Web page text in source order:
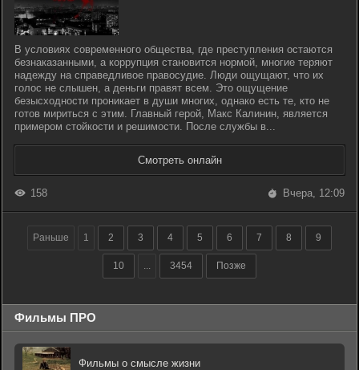
В условиях современного общества, где преступления остаются
безнаказанными, а коррупция становится нормой, многие теряют
надежду на справедливое правосудие. Люди ощущают, что их
голос не слышен, а деньги правят всем. Это ощущение
безысходности проникает в души многих, однако есть те, кто не
готов мириться с этим. Главный герой, Макс Калинин, является
примером стойкости и решимости. После службы в...
Смотреть онлайн
158 Вчера, 12:09
Раньше 1 2 3 4 5 6 7 8 9
10 ... 3454 Позже
Фильмы ПРО
Фильмы о смысле жизни